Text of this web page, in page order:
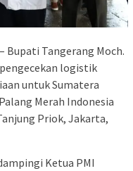
Bupati Tangerang Moch.
logistik
untuk Sumatera
Merah Indonesia
Priok, Jakarta,
Ketua PMI